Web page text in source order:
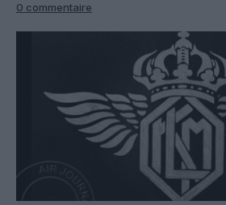
0 commentaire